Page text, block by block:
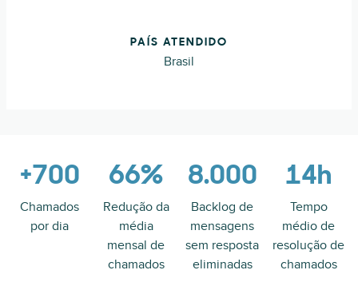
PAÍS ATENDIDO
Brasil
+700
Chamados
por dia
66%
Redução da
média
mensal de
chamados
8.000
Backlog de
mensagens
sem resposta
eliminadas
14h
Tempo
médio de
resolução de
chamados